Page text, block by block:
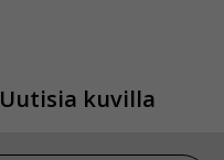
Uutisia kuvilla